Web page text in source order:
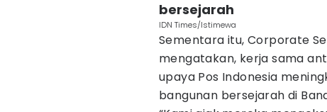
bersejarah
IDN Times/Istimewa
Sementara itu, Corporate
mengatakan, kerja sama
upaya Pos Indonesia
bangunan bersejarah di